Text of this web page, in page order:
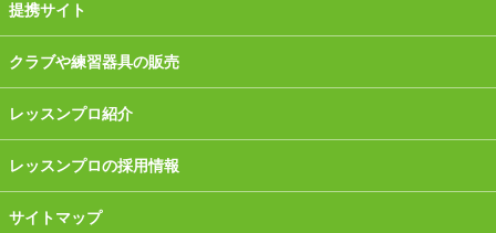
提携サイト
クラブや練習器具の販売
レッスンプロ紹介
レッスンプロの採用情報
サイトマップ